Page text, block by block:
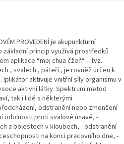
PROVEDENÍ je akupunkturní
princip využívá prostředků
aplikace “mej chua čžeň“ – tvz.
, svalech , páteři , je rovněž určen k
aktivuje vnitřní síly organismu v
aktivní látky. Spektrum metod
tak i lidé s některými
odstranění nebo zmenšení
odolnosti proti svalové únavě, -
a bolestech v kloubech, - odstranění
na konci pracovního dne, -